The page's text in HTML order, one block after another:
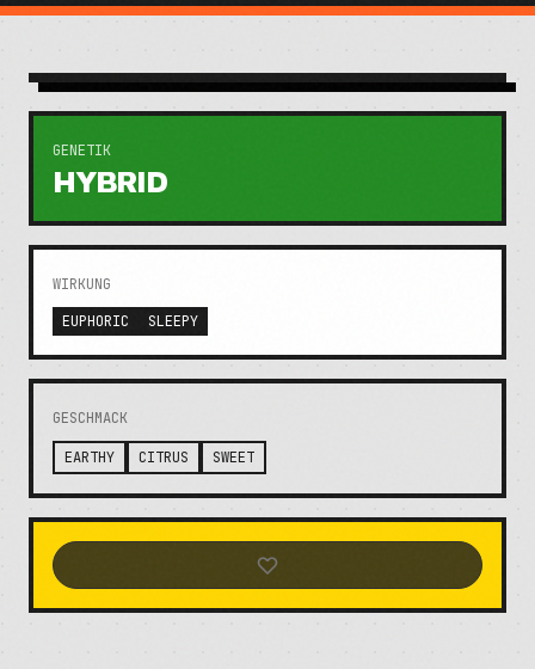
GENETIK
HYBRID
WIRKUNG
EUPHORIC
SLEEPY
GESCHMACK
EARTHY CITRUS SWEET